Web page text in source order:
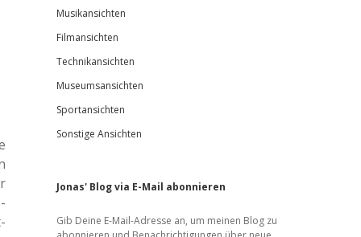
Musikansichten
Filmansichten
Technikansichten
Museumsansichten
Sportansichten
Sonstige Ansichten
Jonas' Blog via E-Mail abonnieren
Gib Deine E-Mail-Adresse an, um meinen Blog zu